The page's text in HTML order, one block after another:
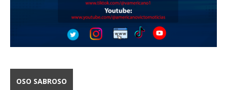
OSO SABROSO